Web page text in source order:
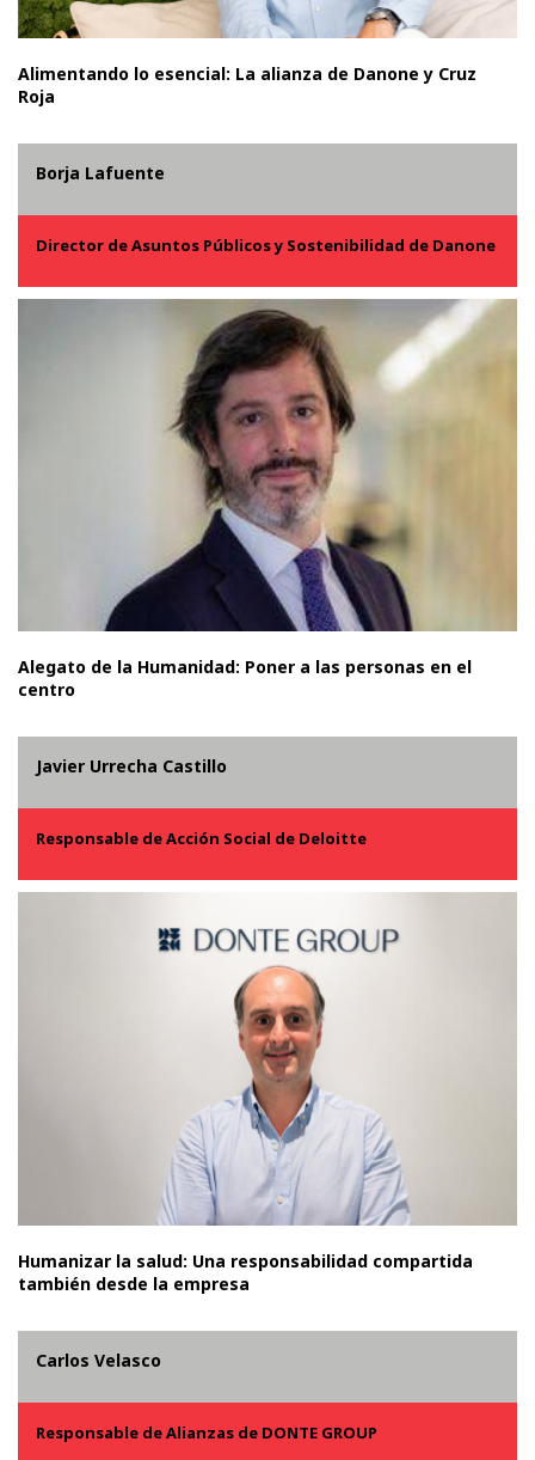
Alimentando lo esencial: La alianza de Danone y Cruz
Roja
Borja Lafuente
Director de Asuntos Públicos y Sostenibilidad de Danone
Alegato de la Humanidad: Poner a las personas en el
centro
Javier Urrecha Castillo
Responsable de Acción Social de Deloitte
Humanizar la salud: Una responsabilidad compartida
también desde la empresa
Carlos Velasco
Responsable de Alianzas de DONTE GROUP